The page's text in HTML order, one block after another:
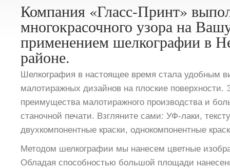
Компания «Гласс-Принт»
многокрасочного узора на
применением шелкографии в
районе.
Шелкография в настоящее время стала удобным
малотиражных дизайнов на плоские поверхности.
преимущества малотиражного производства и
станочной печати. Взгляните сами: УФ-лаки,
двухкомпонентные краски, однокомпонентные
Методом шелкографии мы нанесем цветные
Обладая способностью большой площади